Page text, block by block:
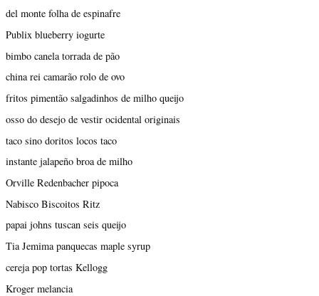
del monte folha de espinafre
Publix blueberry iogurte
bimbo canela torrada de pão
china rei camarão rolo de ovo
fritos pimentão salgadinhos de milho queijo
osso do desejo de vestir ocidental originais
taco sino doritos locos taco
instante jalapeño broa de milho
Orville Redenbacher pipoca
Nabisco Biscoitos Ritz
papai johns tuscan seis queijo
Tia Jemima panquecas maple syrup
cereja pop tortas Kellogg
Kroger melancia